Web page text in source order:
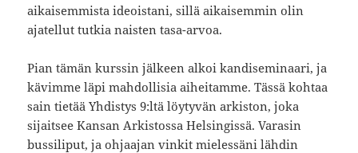
aikaisemmista ideoistani, sillä aikaisemmin olin
ajatellut tutkia naisten tasa-arvoa.
Pian tämän kurssin jälkeen alkoi kandiseminaari, ja
kävimme läpi mahdollisia aiheitamme. Tässä kohtaa
sain tietää Yhdistys 9:ltä löytyvän arkiston, joka
sijaitsee Kansan Arkistossa Helsingissä. Varasin
bussiliput, ja ohjaajan vinkit mielessäni lähdin